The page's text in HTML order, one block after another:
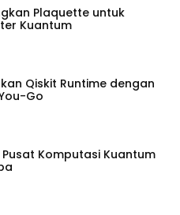
Plaquette untuk
Kuantum
Qiskit Runtime dengan
Go
Komputasi Kuantum